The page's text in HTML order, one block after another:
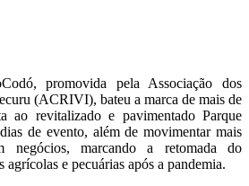
promovida pela Associação dos
(ACRIVI), bateu a marca de mais de
ao revitalizado e pavimentado Parque
de evento, além de movimentar mais
marcando a retomada do
agrícolas e pecuárias após a pandemia.